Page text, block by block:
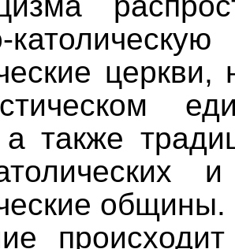
также
общины.
происходит